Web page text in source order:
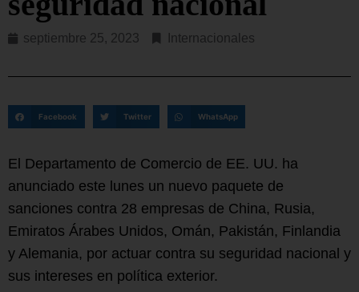
septiembre 25, 2023 Internacionales
Facebook Twitter WhatsApp
El Departamento de Comercio de EE. UU. ha
anunciado este lunes un nuevo paquete de
sanciones contra 28 empresas de China, Rusia,
Emiratos Árabes Unidos, Omán, Pakistán, Finlandia
y Alemania, por actuar contra su seguridad nacional y
sus intereses en política exterior.